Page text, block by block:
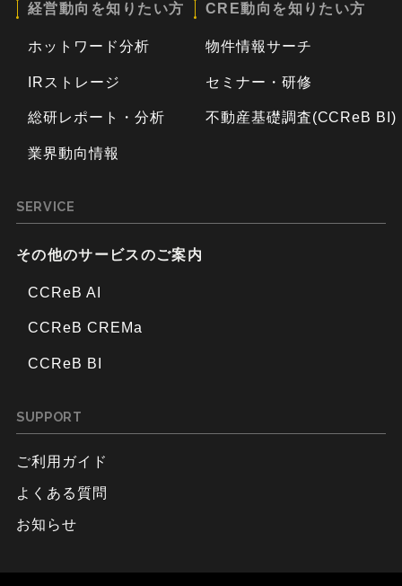
経営動向を知りたい方
ホットワード分析
IRストレージ
総研レポート・分析
業界動向情報
CRE動向を知りたい方
物件情報サーチ
セミナー・研修
不動産基礎調査(CCReB BI)
SERVICE
その他のサービスのご案内
CCReB AI
CCReB CREMa
CCReB BI
SUPPORT
ご利用ガイド
よくある質問
お知らせ